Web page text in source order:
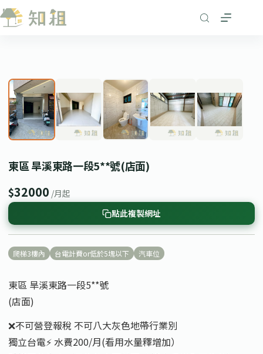
跳
至
東區 旱溪東路一段5**號(店面)
$32000 /月起
點此複製網址
爬梯3樓內 台電計費or低於5塊以下 汽車位
東區 旱溪東路一段5**號
(店面)
❌不可營登報稅 不可八大灰色地帶行業別
獨立台電⚡️ 水費200/月(看用水量釋增加）